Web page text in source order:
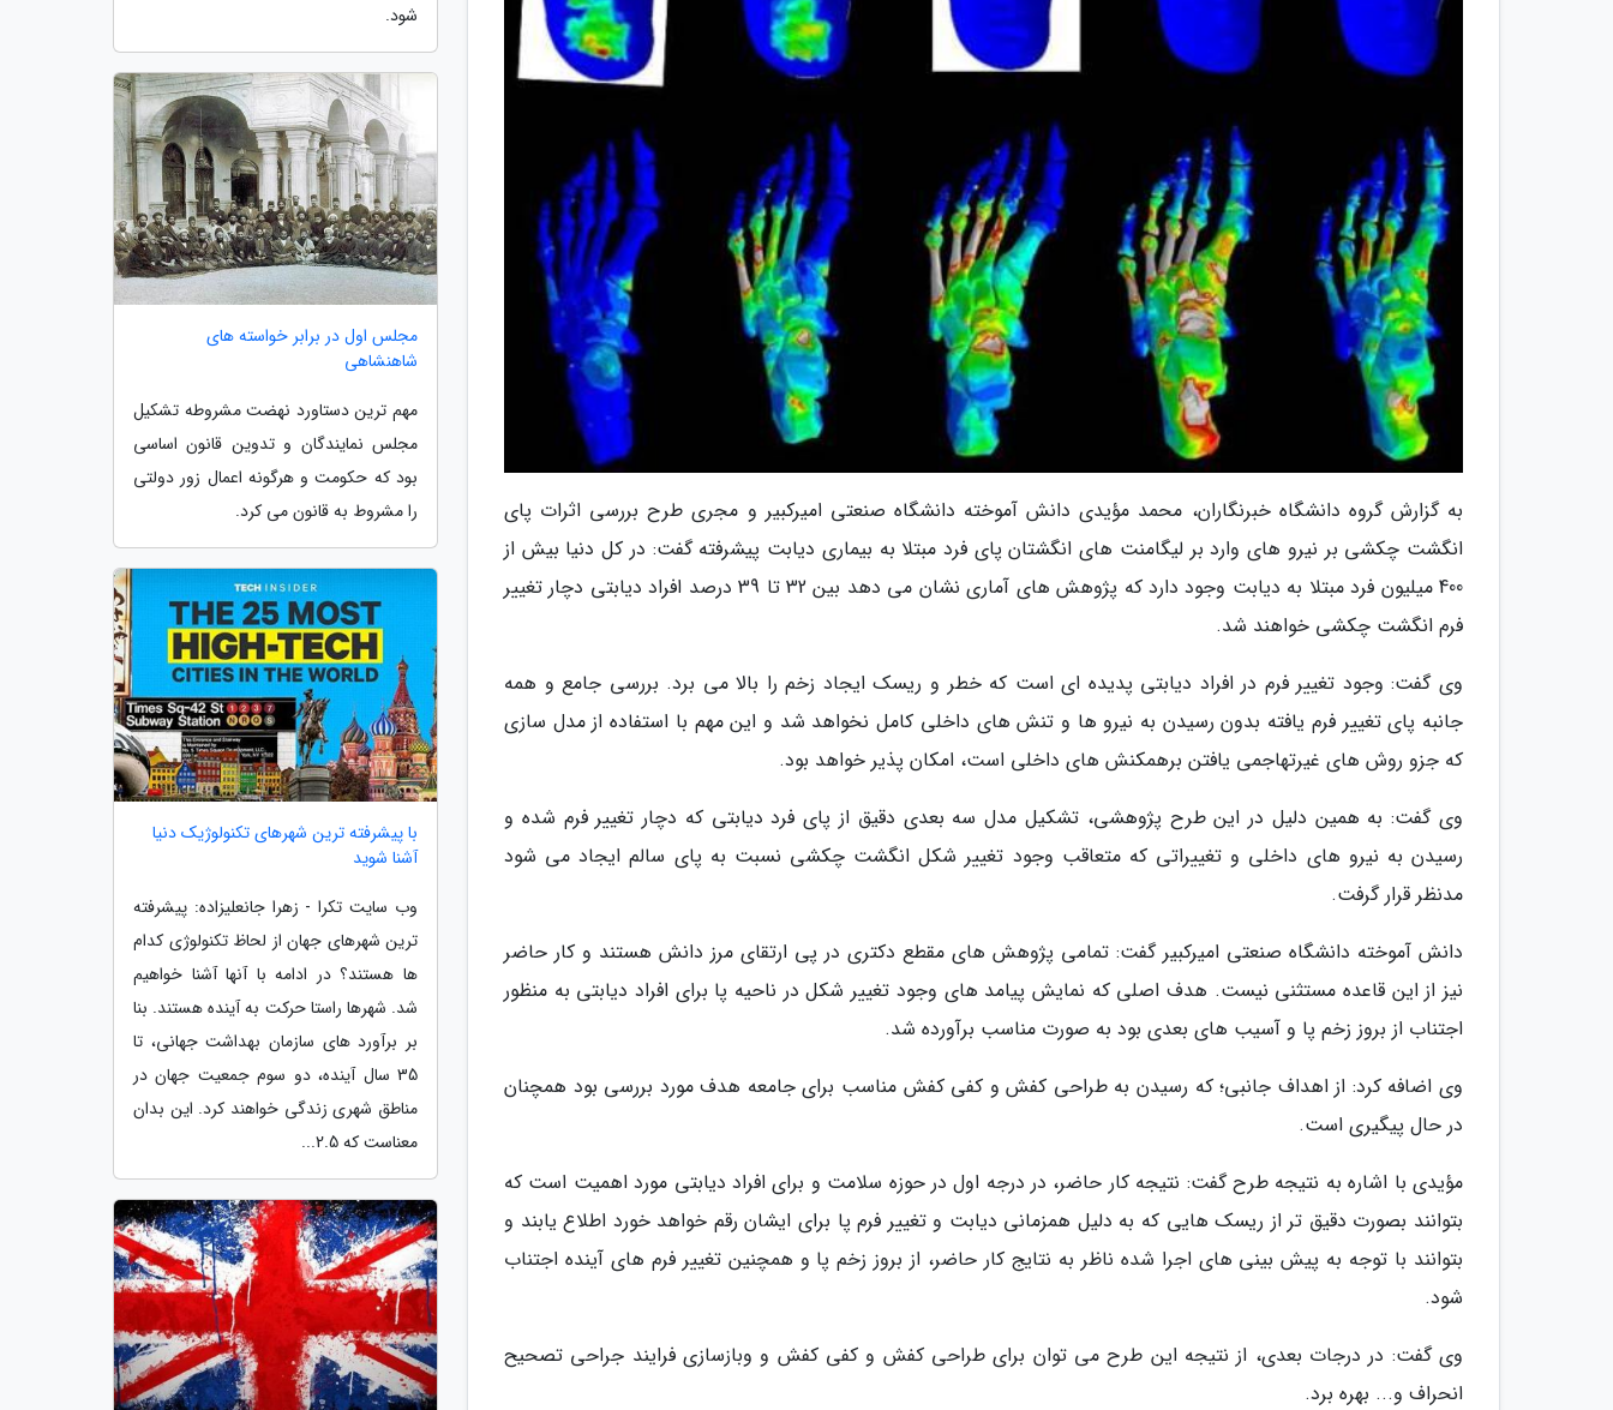
به گزارش گروه دانشگاه خبرنگاران، محمد مؤیدی دانش آموخته دانشگاه صنعتی امیرکبیر و مجری طرح بررسی اثرات پای
انگشت چکشی بر نیرو های وارد بر لیگامنت های انگشتان پای فرد مبتلا به بیماری دیابت پیشرفته گفت: در کل دنیا بیش از
400 میلیون فرد مبتلا به دیابت وجود دارد که پژوهش های آماری نشان می دهد بین 32 تا 39 درصد افراد دیابتی دچار تغییر
فرم انگشت چکشی خواهند شد.
وی گفت: وجود تغییر فرم در افراد دیابتی پدیده ای است که خطر و ریسک ایجاد زخم را بالا می برد. بررسی جامع و همه
جانبه پای تغییر فرم یافته بدون رسیدن به نیرو ها و تنش های داخلی کامل نخواهد شد و این مهم با استفاده از مدل سازی
که جزو روش های غیرتهاجمی یافتن برهمکنش های داخلی است، امکان پذیر خواهد بود.
وی گفت: به همین دلیل در این طرح پژوهشی، تشکیل مدل سه بعدی دقیق از پای فرد دیابتی که دچار تغییر فرم شده و
رسیدن به نیرو های داخلی و تغییراتی که متعاقب وجود تغییر شکل انگشت چکشی نسبت به پای سالم ایجاد می شود
مدنظر قرار گرفت.
دانش آموخته دانشگاه صنعتی امیرکبیر گفت: تمامی پژوهش های مقطع دکتری در پی ارتقای مرز دانش هستند و کار حاضر
نیز از این قاعده مستثنی نیست. هدف اصلی که نمایش پیامد های وجود تغییر شکل در ناحیه پا برای افراد دیابتی به منظور
اجتناب از بروز زخم پا و آسیب های بعدی بود به صورت مناسب برآورده شد.
وی اضافه کرد: از اهداف جانبی؛ که رسیدن به طراحی کفش و کفی کفش مناسب برای جامعه هدف مورد بررسی بود همچنان
در حال پیگیری است.
مؤیدی با اشاره به نتیجه طرح گفت: نتیجه کار حاضر، در درجه اول در حوزه سلامت و برای افراد دیابتی مورد اهمیت است که
بتوانند بصورت دقیق تر از ریسک هایی که به دلیل همزمانی دیابت و تغییر فرم پا برای ایشان رقم خواهد خورد اطلاع یابند و
بتوانند با توجه به پیش بینی های اجرا شده ناظر به نتایج کار حاضر، از بروز زخم پا و همچنین تغییر فرم های آینده اجتناب
شود.
وی گفت: در درجات بعدی، از نتیجه این طرح می توان برای طراحی کفش و کفی کفش و وبازسازی فرایند جراحی تصحیح
انحراف و... بهره برد.
شود.
مجلس اول در برابر خواسته های
شاهنشاهی
مهم ترین دستاورد نهضت مشروطه تشکیل
مجلس نمایندگان و تدوین قانون اساسی
بود که حکومت و هرگونه اعمال زور دولتی
را مشروط به قانون می کرد.
با پیشرفته ترین شهرهای تکنولوژیک دنیا
آشنا شوید
وب سایت تکرا - زهرا جانعلیزاده: پیشرفته
ترین شهرهای جهان از لحاظ تکنولوژی کدام
ها هستند؟ در ادامه با آنها آشنا خواهیم
شد. شهرها راستا حرکت به آینده هستند. بنا
بر برآورد های سازمان بهداشت جهانی، تا
35 سال آینده، دو سوم جمعیت جهان در
مناطق شهری زندگی خواهند کرد. این بدان
معناست که 2.5...